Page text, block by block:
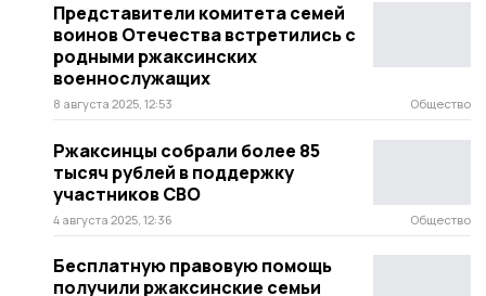
Представители комитета семей
воинов Отечества встретились с
родными ржаксинских
военнослужащих
8 августа 2025, 12:53 Общество
Ржаксинцы собрали более 85
тысяч рублей в поддержку
участников СВО
4 августа 2025, 12:36 Общество
Бесплатную правовую помощь
получили ржаксинские семьи